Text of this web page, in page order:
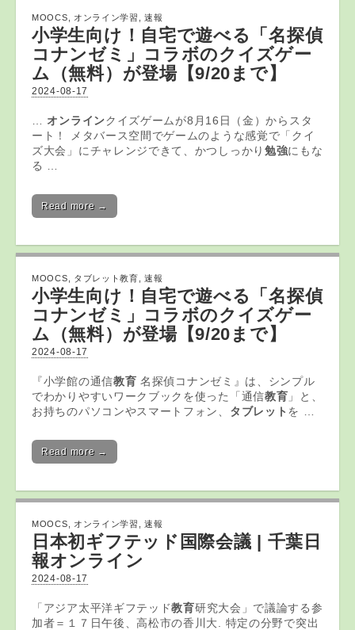
MOOCS オンライン学習 ,速報
小学生向け！自宅で遊べる「名探偵
コナンゼミ」コラボのクイズゲー
ム（無料）が登場【9/20まで】
2024-08-17
オンラインクイズゲームが8月16日（金）からスタ
ート！ メタバース空間でゲームのような感覚で「クイ
ズ大会」にチャレンジできて、かつしっかり 勉強にもな
る …
Read more →
MOOCS タブレット教育 ,速報
小学生向け！自宅で遊べる「名探偵
コナンゼミ」コラボのクイズゲー
ム（無料）が登場【9/20まで】
2024-08-17
『小学館の通信教育 名探偵コナンゼミ』は、シンプル
でわかりやすいワークブックを使った「通信教育 」と、
お持ちのパソコンやスマートフォン、 タブレット を …
Read more →
MOOCS オンライン学習 ,速報
日本初ギフテッド国際会議 | 千葉日
報オンライン
2024-08-17
「アジア太平洋ギフテッド教育研究大会」で議論する参
加者＝１７日午後、高松市の香川大. 特定の分野で突出